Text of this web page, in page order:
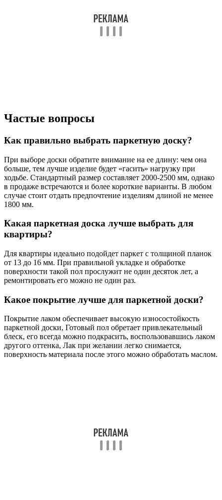
Частые вопросы
Как правильно выбрать паркетную доску?
При выборе доски обратите внимание на ее длину: чем она
больше, тем лучше изделие будет «гасить» нагрузку при
ходьбе. Стандартный размер составляет 2000-2500 мм, однако
в продаже встречаются и более короткие варианты. В любом
случае стоит отдать предпочтение изделиям длиной не менее
1800 мм.
Какая паркетная доска лучше выбрать для
квартиры?
Для квартиры идеально подойдет паркет с толщиной планок
от 13 до 16 мм. При правильной укладке и обработке
поверхности такой пол прослужит не один десяток лет, а
ремонтировать его можно не один раз.
Какое покрытие лучше для паркетной доски?
Покрытие лаком обеспечивает высокую износостойкость
паркетной доски, Готовый пол обретает привлекательный
блеск, его всегда можно подкрасить, воспользовавшись лаком
другого оттенка, Лак при желании легко снимается,
поверхность материала после этого можно обработать маслом.